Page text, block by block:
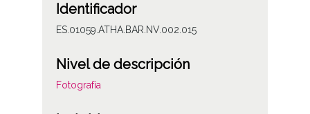
Identificador
ES.01059.ATHA.BAR.NV.002.015
Nivel de descripción
Fotografía